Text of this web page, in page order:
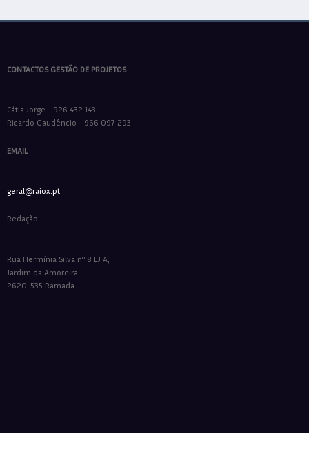
CONTACTOS GESTÃO DE PROJETOS
Cátia Jorge - 926 432 143
Ricardo Gaudêncio - 966 097 293
EMAIL
geral@raiox.pt
Redação
Rua Hermínia Silva nº 8 LJ A,
Jardim da Amoreira
2620-535 Ramada